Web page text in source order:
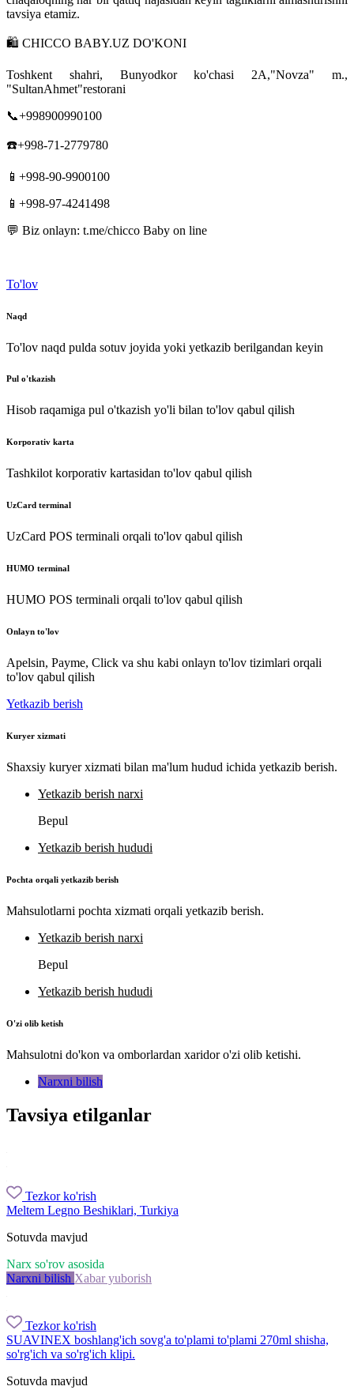
tavsiya etamiz.
🛍 CHICCO BABY.UZ DO'KONI
Toshkent shahri, Bunyodkor ko'chasi 2A,"Novza" m.,
"SultanAhmet"restorani
📞+998900990100
☎️+998-71-2779780
📱+998-90-9900100
📱+998-97-4241498
💬 Biz onlayn: t.me/chicco Baby on line
To'lov
Naqd
To'lov naqd pulda sotuv joyida yoki yetkazib berilgandan keyin
Pul o'tkazish
Hisob raqamiga pul o'tkazish yo'li bilan to'lov qabul qilish
Korporativ karta
Tashkilot korporativ kartasidan to'lov qabul qilish
UzCard terminal
UzCard POS terminali orqali to'lov qabul qilish
HUMO terminal
HUMO POS terminali orqali to'lov qabul qilish
Onlayn to'lov
Apelsin, Payme, Click va shu kabi onlayn to'lov tizimlari orqali
to'lov qabul qilish
Yetkazib berish
Kuryer xizmati
Shaxsiy kuryer xizmati bilan ma'lum hudud ichida yetkazib berish.
Yetkazib berish narxi
Bepul
Yetkazib berish hududi
Pochta orqali yetkazib berish
Mahsulotlarni pochta xizmati orqali yetkazib berish.
Yetkazib berish narxi
Bepul
Yetkazib berish hududi
O'zi olib ketish
Mahsulotni do'kon va omborlardan xaridor o'zi olib ketishi.
Narxni bilish
Tavsiya etilganlar
Tezkor ko'rish
Meltem Legno Beshiklari, Turkiya
Sotuvda mavjud
Narx so'rov asosida
Narxni bilish Xabar yuborish
Tezkor ko'rish
SUAVINEX boshlang'ich sovg'a to'plami to'plami 270ml shisha,
so'rg'ich va so'rg'ich klipi.
Sotuvda mavjud